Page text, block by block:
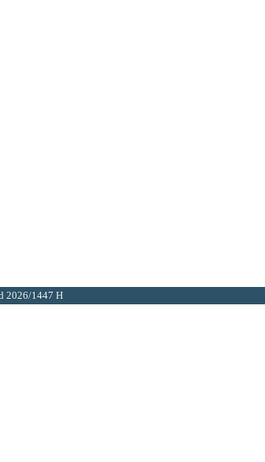
2026/1447 H